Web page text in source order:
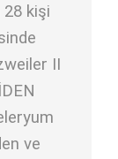
kişi
II
ve